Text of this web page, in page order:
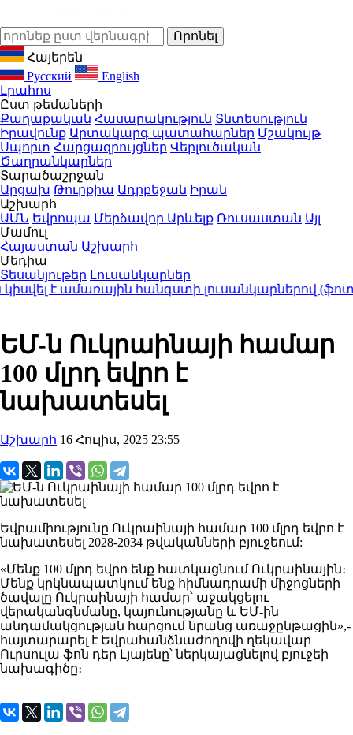
Հայերեն
Русский
English
Լրահոս
Ըստ թեմաների
Քաղաքական Հասարակություն Տնտեսություն
Իրավունք Արտակարգ պատահարներ Մշակույթ
Սպորտ Հարցազրույցներ Վերլուծական
Ծաղրանկարներ
Տարածաշրջան
Արցախ Թուրքիա Ադրբեջան Իրան
Աշխարհ
ԱՄՆ Եվրոպա Մերձավոր Արևելք Ռուսաստան Այլ
Մամուլ
Հայաստան Աշխարհ
Մեդիա
Տեսանյութեր Լուսանկարներ
է ամառային հանգստի լուսանկարներով
ԵՄ-ն Ուկրաինայի համար
100 մլրդ եվրո է
նախատեսել
Աշխարհ 16 Հուլիս, 2025 23:55
Եվրամիությունը Ուկրաինայի համար 100 մլրդ եվրո է
նախատեսել 2028-2034 թվականների բյուջեում:
«Մենք 100 մլրդ եվրո ենք հատկացնում Ուկրաինային։
Մենք կրկնապատկում ենք հիմնադրամի միջոցների
ծավալը Ուկրաինայի համար՝ աջակցելու
վերականգնմանը, կայունությանը և ԵՄ-ին
անդամակցության հարցում նրանց առաջընթացին»,-
հայտարարել է Եվրահանձնաժողովի ղեկավար
Ուրսուլա ֆոն դեր Լյայենը՝ ներկայացնելով բյուջեի
նախագիծը։